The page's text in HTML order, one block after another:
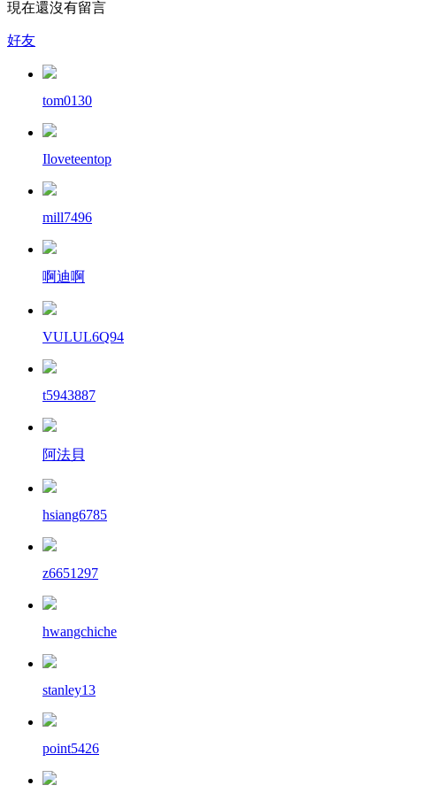
現在還沒有留言
好友
tom0130
Iloveteentop
mill7496
啊迪啊
VULUL6Q94
t5943887
阿法貝
hsiang6785
z6651297
hwangchiche
stanley13
point5426